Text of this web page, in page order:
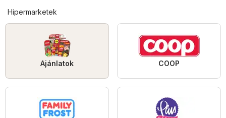
Hipermarketek
Ajánlatok COOP